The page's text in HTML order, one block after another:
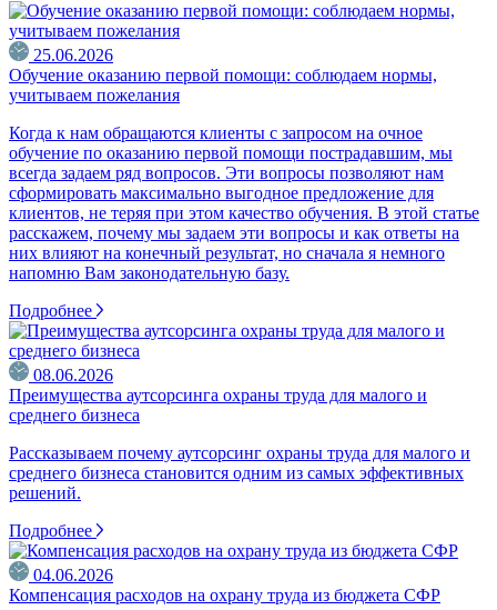
25.06.2026
Обучение оказанию первой помощи: соблюдаем нормы,
учитываем пожелания
Когда к нам обращаются клиенты с запросом на очное
обучение по оказанию первой помощи пострадавшим, мы
всегда задаем ряд вопросов. Эти вопросы позволяют нам
сформировать максимально выгодное предложение для
клиентов, не теряя при этом качество обучения. В этой статье
расскажем, почему мы задаем эти вопросы и как ответы на
них влияют на конечный результат, но сначала я немного
напомню Вам законодательную базу.
Подробнее
08.06.2026
Преимущества аутсорсинга охраны труда для малого и
среднего бизнеса
Рассказываем почему аутсорсинг охраны труда для малого и
среднего бизнеса становится одним из самых эффективных
решений.
Подробнее
04.06.2026
Компенсация расходов на охрану труда из бюджета СФР